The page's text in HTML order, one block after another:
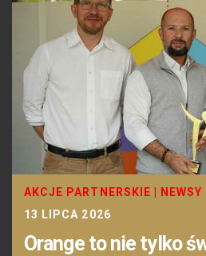
AKCJE PARTNERSKIE
NEWSY
13 LIPCA 2026
Orange to nie tylko